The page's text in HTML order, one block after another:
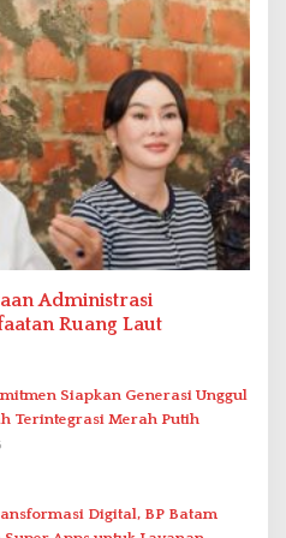
Administrasi
Ruang Laut
Siapkan Generasi Unggul
Terintegrasi Merah Putih
Digital, BP Batam